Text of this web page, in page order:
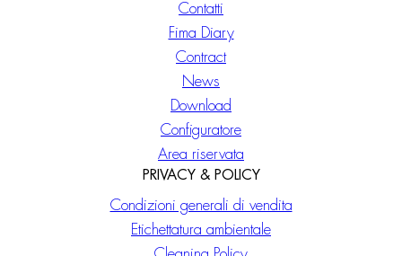
Contatti
Fima Diary
Contract
News
Download
Configuratore
Area riservata
PRIVACY & POLICY
Condizioni generali di vendita
Etichettatura ambientale